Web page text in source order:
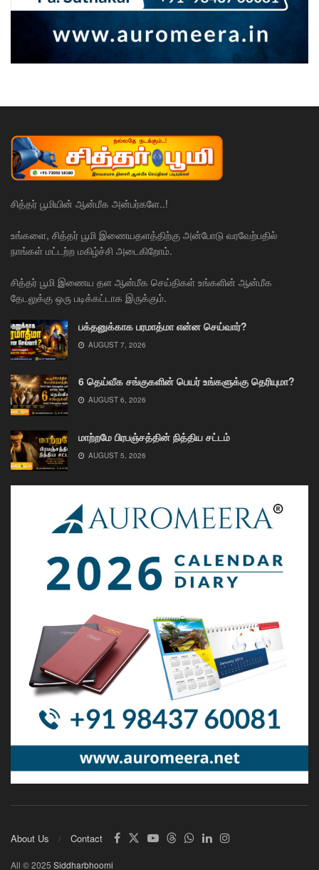
சித்தர் பூமியின் ஆன்மீக அன்பர்களே..!
உங்களை, சித்தர் பூமி இணையதளத்திற்கு அன்போடு வரவேற்பதில்
நாங்கள் மட்டற்ற மகிழ்ச்சி அடைகிறோம்.
சித்தர் பூமி இணைய தள ஆன்மீக செய்திகள் உங்களின் ஆன்மீக
தேடலுக்கு ஒரு படிக்கட்டாக இருக்கும்.
பக்தனுக்காக பரமாத்மா என்ன செய்வார்?
AUGUST 7, 2026
6 தெய்வீக சங்குகளின் பெயர் உங்களுக்கு தெரியுமா?
AUGUST 6, 2026
மாற்றமே பிரபஞ்சத்தின் நித்திய சட்டம்
AUGUST 5, 2026
About Us Contact
All © 2025 Siddharbhoomi